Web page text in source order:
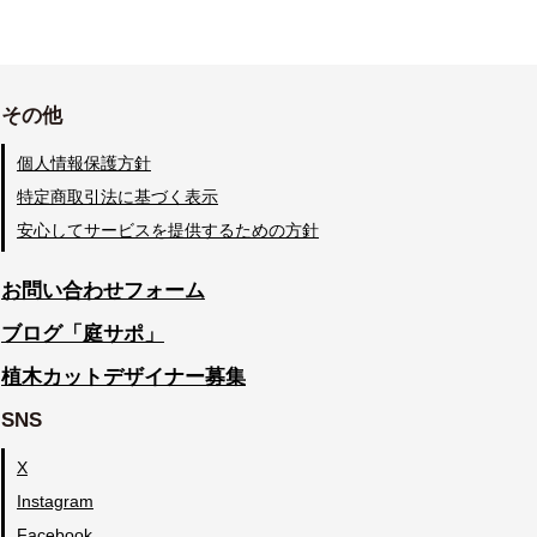
その他
個人情報保護方針
特定商取引法に基づく表示
安心してサービスを提供するための方針
お問い合わせフォーム
ブログ「庭サポ」
植木カットデザイナー募集
SNS
X
Instagram